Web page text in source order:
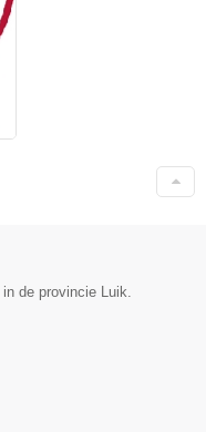
de provincie Luik.